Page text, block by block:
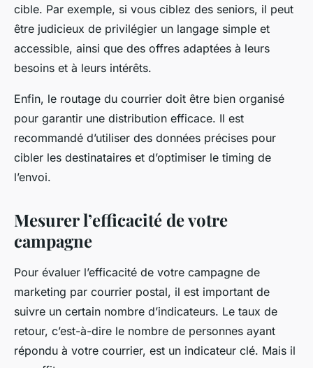
cible. Par exemple, si vous ciblez des seniors, il peut
être judicieux de privilégier un langage simple et
accessible, ainsi que des offres adaptées à leurs
besoins et à leurs intérêts.
Enfin, le routage du courrier doit être bien organisé
pour garantir une distribution efficace. Il est
recommandé d’utiliser des données précises pour
cibler les destinataires et d’optimiser le timing de
l’envoi.
Mesurer l’efficacité de votre
campagne
Pour évaluer l’efficacité de votre campagne de
marketing par courrier postal, il est important de
suivre un certain nombre d’indicateurs. Le taux de
retour, c’est-à-dire le nombre de personnes ayant
répondu à votre courrier, est un indicateur clé. Mais il